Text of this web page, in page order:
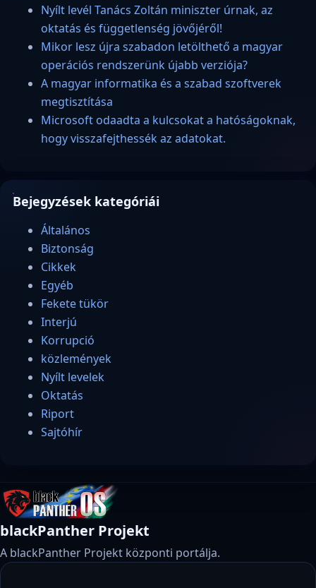
Nyílt levél Tanács Zoltán miniszter úrnak, az
oktatás és függetlenség jövőjéről!
Mikor lesz újra szabadon letölthető a magyar
operációs rendszerünk újabb verziója?
A magyar informatika és a szabad szoftverek
megtisztítása
Microsoft odaadta a kulcsokat a hatóságoknak,
hogy visszafejthessék az adatokat.
Bejegyzések kategóriái
Általános
Biztonság
Cikkek
Egyéb
Fekete tükör
Interjú
Korrupció
közlemények
Nyílt levelek
Oktatás
Riport
Sajtóhír
blackPanther Projekt
A blackPanther Projekt központi portálja.